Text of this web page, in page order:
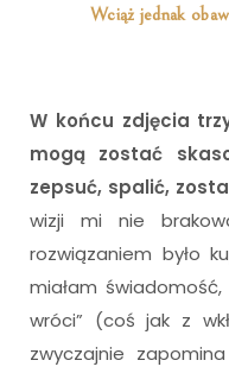
Wciąż jednak
W końcu zdjęcia
mogą zostać
zepsuć, spalić,
wizji mi nie
rozwiązaniem było
miałam
wróci” (coś jak z
zwyczajnie